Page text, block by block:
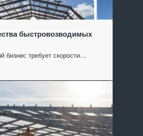
быстровозводимых
бизнес требует скорости…